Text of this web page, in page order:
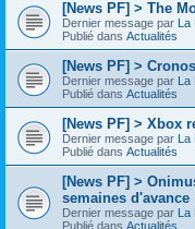
[News PF] > The
Dernier message par La
Publié dans Actualités
[News PF] >
Dernier message par La
Publié dans Actualités
[News PF] > Xbox
Dernier message par La
Publié dans Actualités
[News PF] >
semaines d'avance
Dernier message par La
Publié dans Actualités